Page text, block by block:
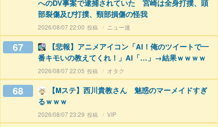
へのDV事案で逮捕されていた 宮崎は全身打撲、頭
部裂傷及び打撲、頸部損傷の怪我
2026/08/07 22:00 ニュー速
67
【悲報】アニメアイコン「AI！俺のツイートで一
番キモいの教えてくれ！」AI「…」→結果ｗｗｗｗ
2026/08/07 22:05 オタク
68
【Mステ】西川貴教さん 魅惑のマーメイドすぎ
るｗｗｗ
2026/08/07 23:29 VIP